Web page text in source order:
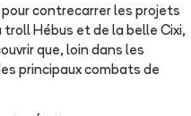
contrecarrer les projets
Hébus et de la belle Cixi,
que, loin dans les
principaux combats de